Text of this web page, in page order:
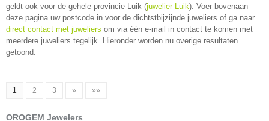
geldt ook voor de gehele provincie Luik (juwelier Luik). Voer bovenaan
deze pagina uw postcode in voor de dichtstbijzijnde juweliers of ga naar
direct contact met juweliers om via één e-mail in contact te komen met
meerdere juweliers tegelijk. Hieronder worden nu overige resultaten
getoond.
1 2 3 » »»
OROGEM Jewelers